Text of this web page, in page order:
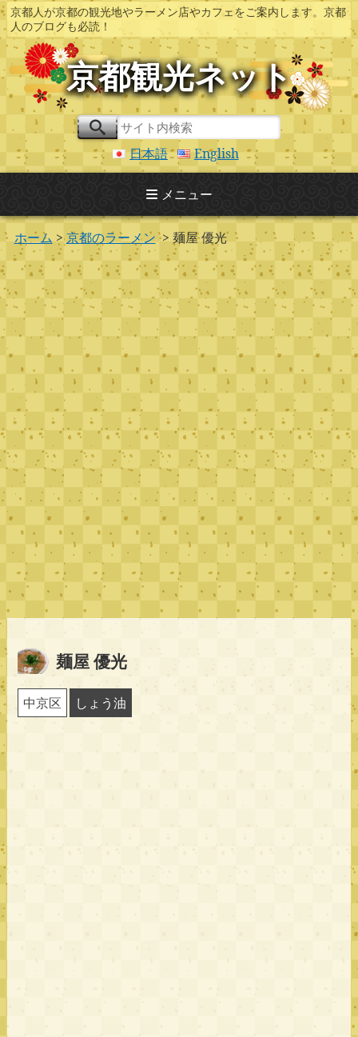
京都人が京都の観光地やラーメン店やカフェをご案内します。京都
人のブログも必読！
京都観光ネット
日本語 English
メニュー
ホーム >京都のラーメン> 麺屋 優光
麺屋 優光
中京区 しょう油